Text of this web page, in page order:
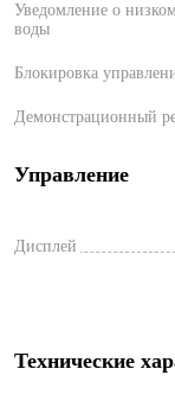
Уведомление о
воды
Блокировка
Демонстрационный
Управление
Дисплей
Технические